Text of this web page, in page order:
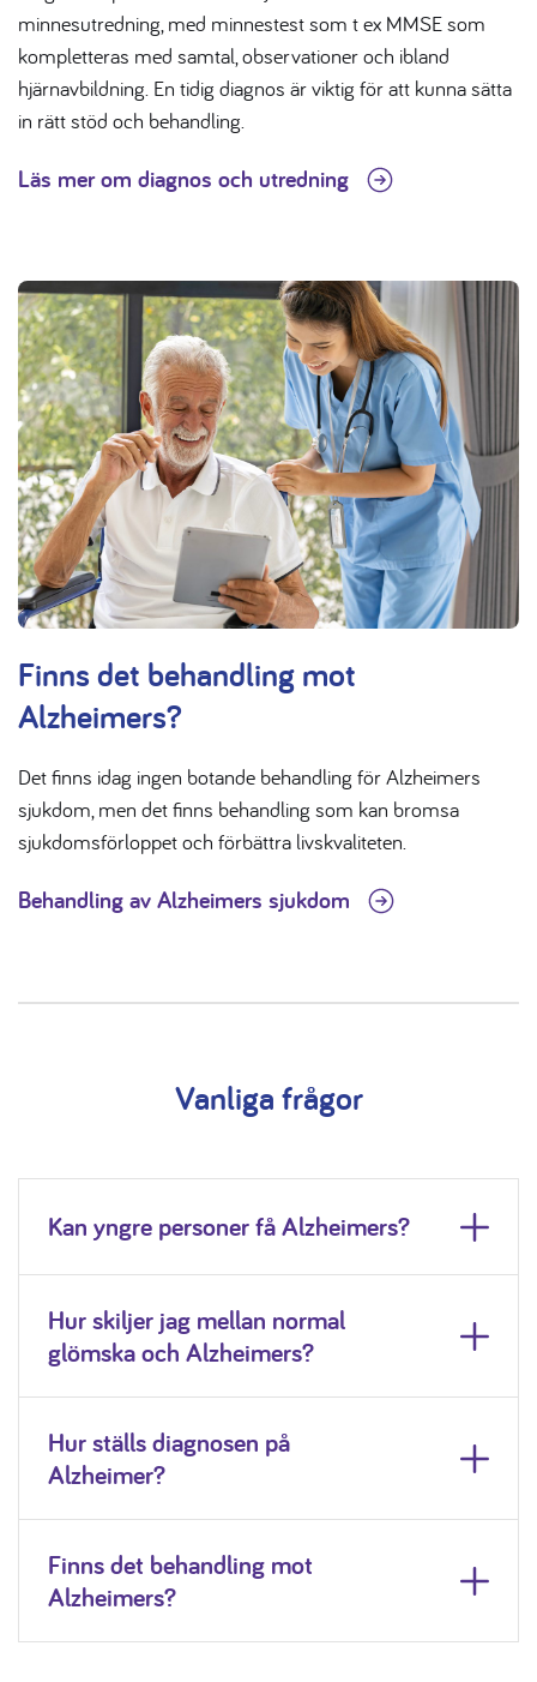
minnesutredning, med minnestest som t ex MMSE som
kompletteras med samtal, observationer och ibland
hjärnavbildning. En tidig diagnos är viktig för att kunna sätta
in rätt stöd och behandling.
Läs mer om diagnos och utredning
Finns det behandling mot
Alzheimers?
Det finns idag ingen botande behandling för Alzheimers
sjukdom, men det finns behandling som kan bromsa
sjukdomsförloppet och förbättra livskvaliteten.
Behandling av Alzheimers sjukdom
Vanliga frågor
Kan yngre personer få Alzheimers?
Hur skiljer jag mellan normal
glömska och Alzheimers?
Hur ställs diagnosen på
Alzheimer?
Finns det behandling mot
Alzheimers?